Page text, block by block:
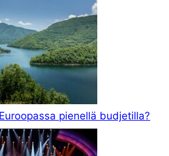
pienellä budjetilla?